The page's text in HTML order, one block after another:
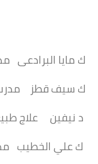
ك مايا البرادعى
ك سيف قطز
د نيفين علاج
ك علي الخطيب